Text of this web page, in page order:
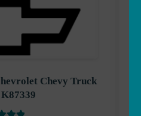
Chevy Truck